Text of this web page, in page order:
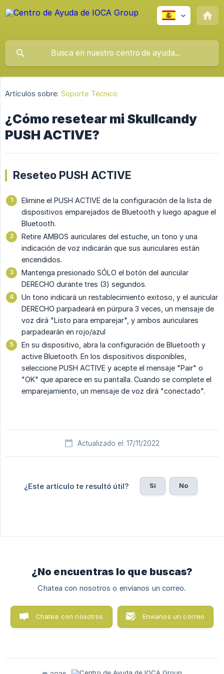
Artículos sobre: Soporte Técnico
¿Cómo resetear mi Skullcandy
PUSH ACTIVE?
Reseteo PUSH ACTIVE
Elimine el PUSH ACTIVE de la configuración de la lista de
dispositivos emparejados de Bluetooth y luego apague el
Bluetooth.
Retire AMBOS auriculares del estuche, un tono y una
indicación de voz indicarán que sus auriculares están
encendidos.
Mantenga presionado SÓLO el botón del auricular
DERECHO durante tres (3) segundos.
Un tono indicará un restablecimiento exitoso, y el auricular
DERECHO parpadeará en púrpura 3 veces, un mensaje de
voz dirá "Listo para emparejar", y ambos auriculares
parpadearán en rojo/azul
En su dispositivo, abra la configuración de Bluetooth y
active Bluetooth. En los dispositivos disponibles,
seleccione PUSH ACTIVE y acepte el mensaje "Pair" o
"OK" que aparece en su pantalla. Cuando se complete el
emparejamiento, un mensaje de voz dirá "conectado".
Actualizado el: 17/11/2022
¿Este artículo te resultó útil? Sí No
¿No encuentras lo que buscas?
Chatea con nosotros o envíanos un correo.
Chatea con nosotros Envíanos un correo